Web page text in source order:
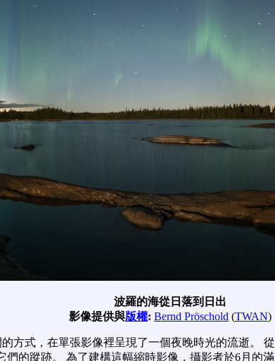
波羅的海從日落到日出
影像提供與版權: Bernd Pröschold (TWAN)
的方式，在單張影像裡呈現了一個夜晚時光的流逝。
們的蹤跡。 為了建構這幅縮時影像，攝影者於6月的